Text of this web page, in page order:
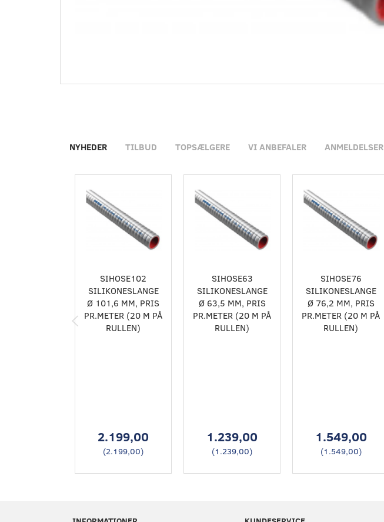
NYHEDER TILBUD TOPSÆLGERE VI ANBEFALER ANMELDELSER
SIHOSE102
SILIKONESLANGE
Ø 101,6 MM, PRIS
PR.METER (20 M PÅ
RULLEN)
2.199,00
(2.199,00)
SIHOSE63
SILIKONESLANGE
Ø 63,5 MM, PRIS
PR.METER (20 M PÅ
RULLEN)
1.239,00
(1.239,00)
SIHOSE76
SILIKONESLANGE
Ø 76,2 MM, PRIS
PR.METER (20 M PÅ
RULLEN)
1.549,00
(1.549,00)